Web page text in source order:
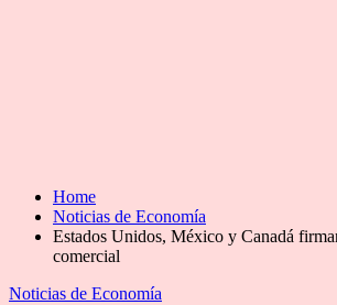
Home
Noticias de Economía
Estados Unidos, México y Canadá
comercial
Categories
Noticias de Economía